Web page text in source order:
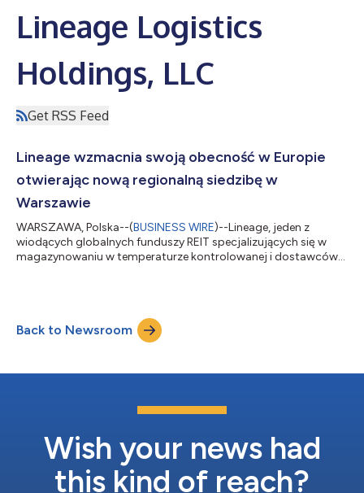
Lineage Logistics
Holdings, LLC
Get RSS Feed
Lineage wzmacnia swoją obecność w Europie
otwierając nową regionalną siedzibę w
Warszawie
WARSZAWA, Polska--(BUSINESS WIRE)--Lineage, jeden z
wiodących globalnych funduszy REIT specjalizujących się w
magazynowaniu w temperaturze kontrolowanej i dostawców
wzmacniającym pozycję Lineage w regionie, po przejęciu w
2020 roku i rebrandingu firmy Pago sp. z o.o. („Pago”),
kluczowego dostawcy usług magazynowej, dystrybucji i
Back to Newsroom
Wish your news had
this kind of reach?